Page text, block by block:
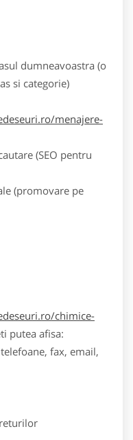
dumneavoastra (o
si categorie)
menajere-
(SEO pentru
(promovare pe
chimice-
putea afisa:
fax, email,